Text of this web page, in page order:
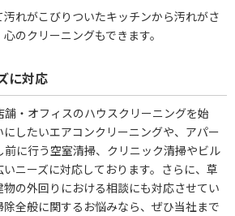
れがこびりついたキッチンから汚れがさ
のクリーニングもできます。
に対応
・オフィスのハウスクリーニングを始
したいエアコンクリーニングや、アパー
前に行う空室清掃、クリニック清掃やビル
ニーズに対応しております。さらに、草
の外回りにおける相談にも対応させてい
全般に関するお悩みなら、ぜひ当社まで